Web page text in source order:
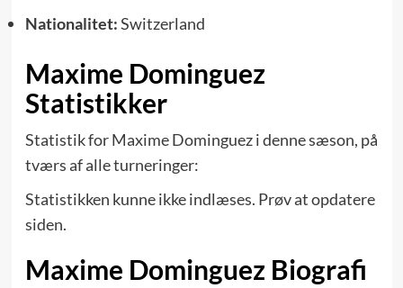
Nationalitet:Switzerland
Maxime Dominguez
Statistikker
Statistik for Maxime Dominguez i denne sæson, på
tværs af alle turneringer:
Statistikken kunne ikke indlæses. Prøv at opdatere
siden.
Maxime Dominguez Biografi